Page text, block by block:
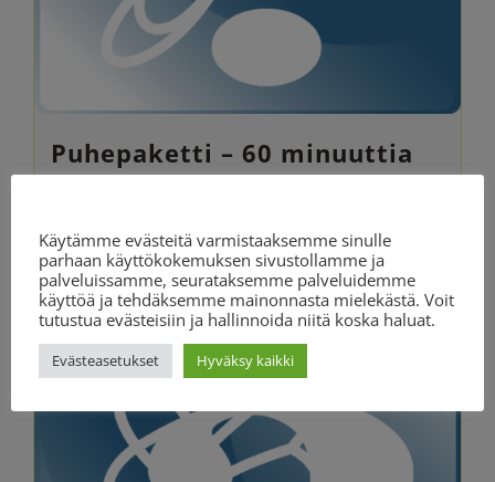
Puhepaketti – 60 minuuttia
hinta
oli:
155.40 €.
hinta
on:
129.90 €.
Lisää ostoskoriin Lisätiedot
ALE!
Käytämme evästeitä varmistaaksemme sinulle
parhaan käyttökokemuksen sivustollamme ja
palveluissamme, seurataksemme palveluidemme
käyttöä ja tehdäksemme mainonnasta mielekästä. Voit
tutustua evästeisiin ja hallinnoida niitä koska haluat.
Evästeasetukset Hyväksy kaikki